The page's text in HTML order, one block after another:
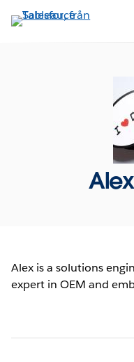
vidare
Alex is a solutions
expert in OEM and